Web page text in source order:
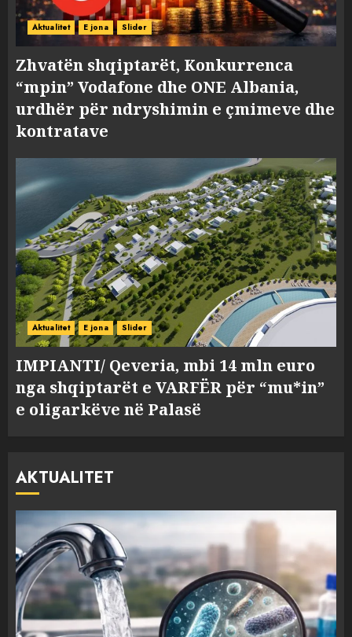
Aktualitet E jona Slider
Zhvatën shqiptarët, Konkurrenca
“mpin” Vodafone dhe ONE Albania,
urdhër për ndryshimin e çmimeve dhe
kontratave
Aktualitet E jona Slider
IMPIANTI/ Qeveria, mbi 14 mln euro
nga shqiptarët e VARFËR për “mu*in”
e oligarkëve në Palasë
AKTUALITET